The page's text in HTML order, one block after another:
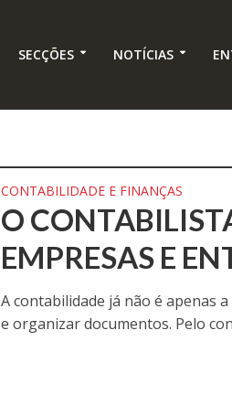
SECÇÕES NOTÍCIAS
CONTABILIDADE E FINANÇAS
O
EMPRESAS E
A contabilidade já não é apenas
e organizar documentos. Pelo